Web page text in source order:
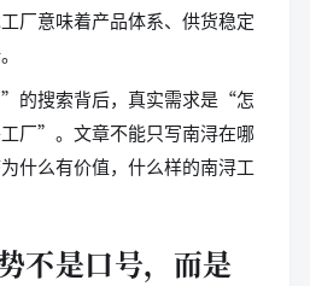
厂意味着产品体系、供货稳定
的搜索背后，真实需求是“怎
厂”。文章不能只写南浔在哪
什么有价值，什么样的南浔工
不是口号，而是